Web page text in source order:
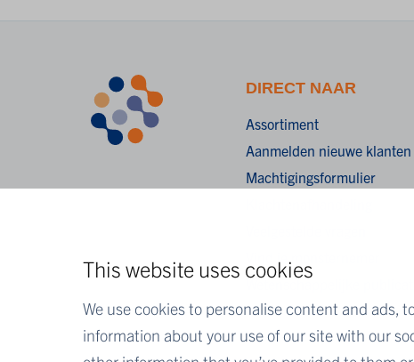
This website uses cookies
We use cookies to personalise content and ads,
information about your use of our site with our
DIRECT NAAR
Assortiment
Aanmelden nieuwe klanten
Machtigingsformulier
Vind je monsternemer
Wetenschappelijke